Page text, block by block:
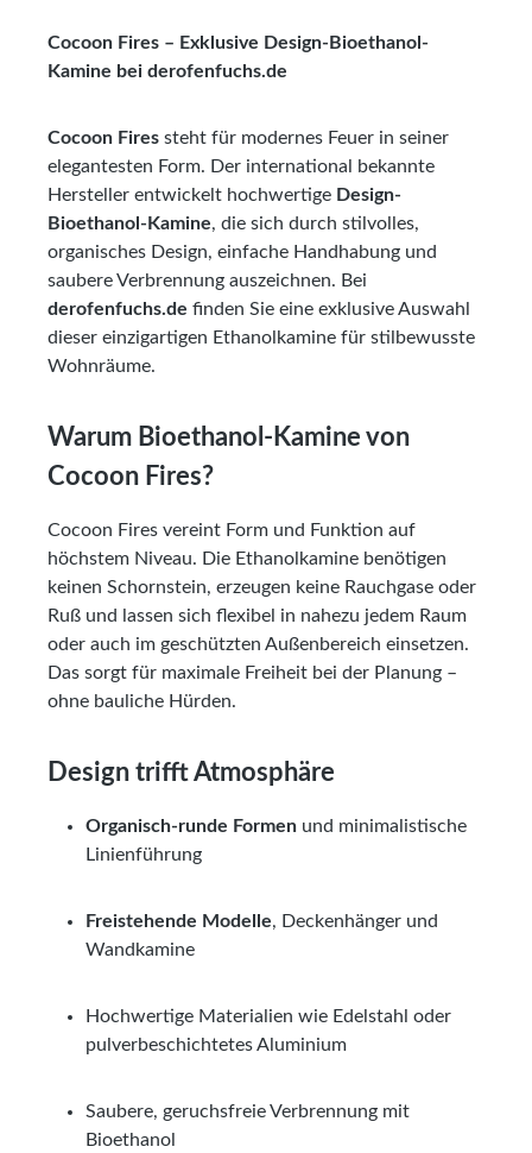
Cocoon Fires – Exklusive Design-Bioethanol-
Kamine bei derofenfuchs.de
Cocoon Fires steht für modernes Feuer in seiner
elegantesten Form. Der international bekannte
Hersteller entwickelt hochwertige Design-
Bioethanol-Kamine, die sich durch stilvolles,
organisches Design, einfache Handhabung und
saubere Verbrennung auszeichnen. Bei
derofenfuchs.de finden Sie eine exklusive Auswahl
dieser einzigartigen Ethanolkamine für stilbewusste
Wohnräume.
Warum Bioethanol-Kamine von
Cocoon Fires?
Cocoon Fires vereint Form und Funktion auf
höchstem Niveau. Die Ethanolkamine benötigen
keinen Schornstein, erzeugen keine Rauchgase oder
Ruß und lassen sich flexibel in nahezu jedem Raum
oder auch im geschützten Außenbereich einsetzen.
Das sorgt für maximale Freiheit bei der Planung –
ohne bauliche Hürden.
Design trifft Atmosphäre
Organisch-runde Formen und minimalistische
Linienführung
Freistehende Modelle, Deckenhänger und
Wandkamine
Hochwertige Materialien wie Edelstahl oder
pulverbeschichtetes Aluminium
Saubere, geruchsfreie Verbrennung mit
Bioethanol